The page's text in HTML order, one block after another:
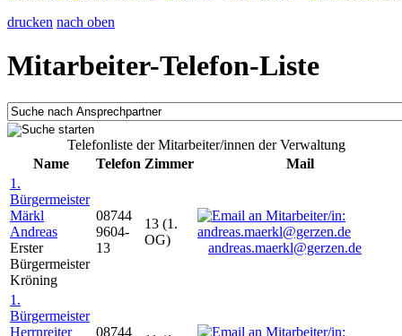
drucken nach oben
Mitarbeiter-Telefon-Liste
Telefonliste der Mitarbeiter/innen der Verwaltung
Name
Telefon Zimmer
Mail
1.
Bürgermeister
Märkl
Andreas
Erster
Bürgermeister
Kröning
08744
9604-
13
13 (1.
OG)
andreas.maerkl@gerzen.de
1.
Bürgermeister
Herrnreiter
08744